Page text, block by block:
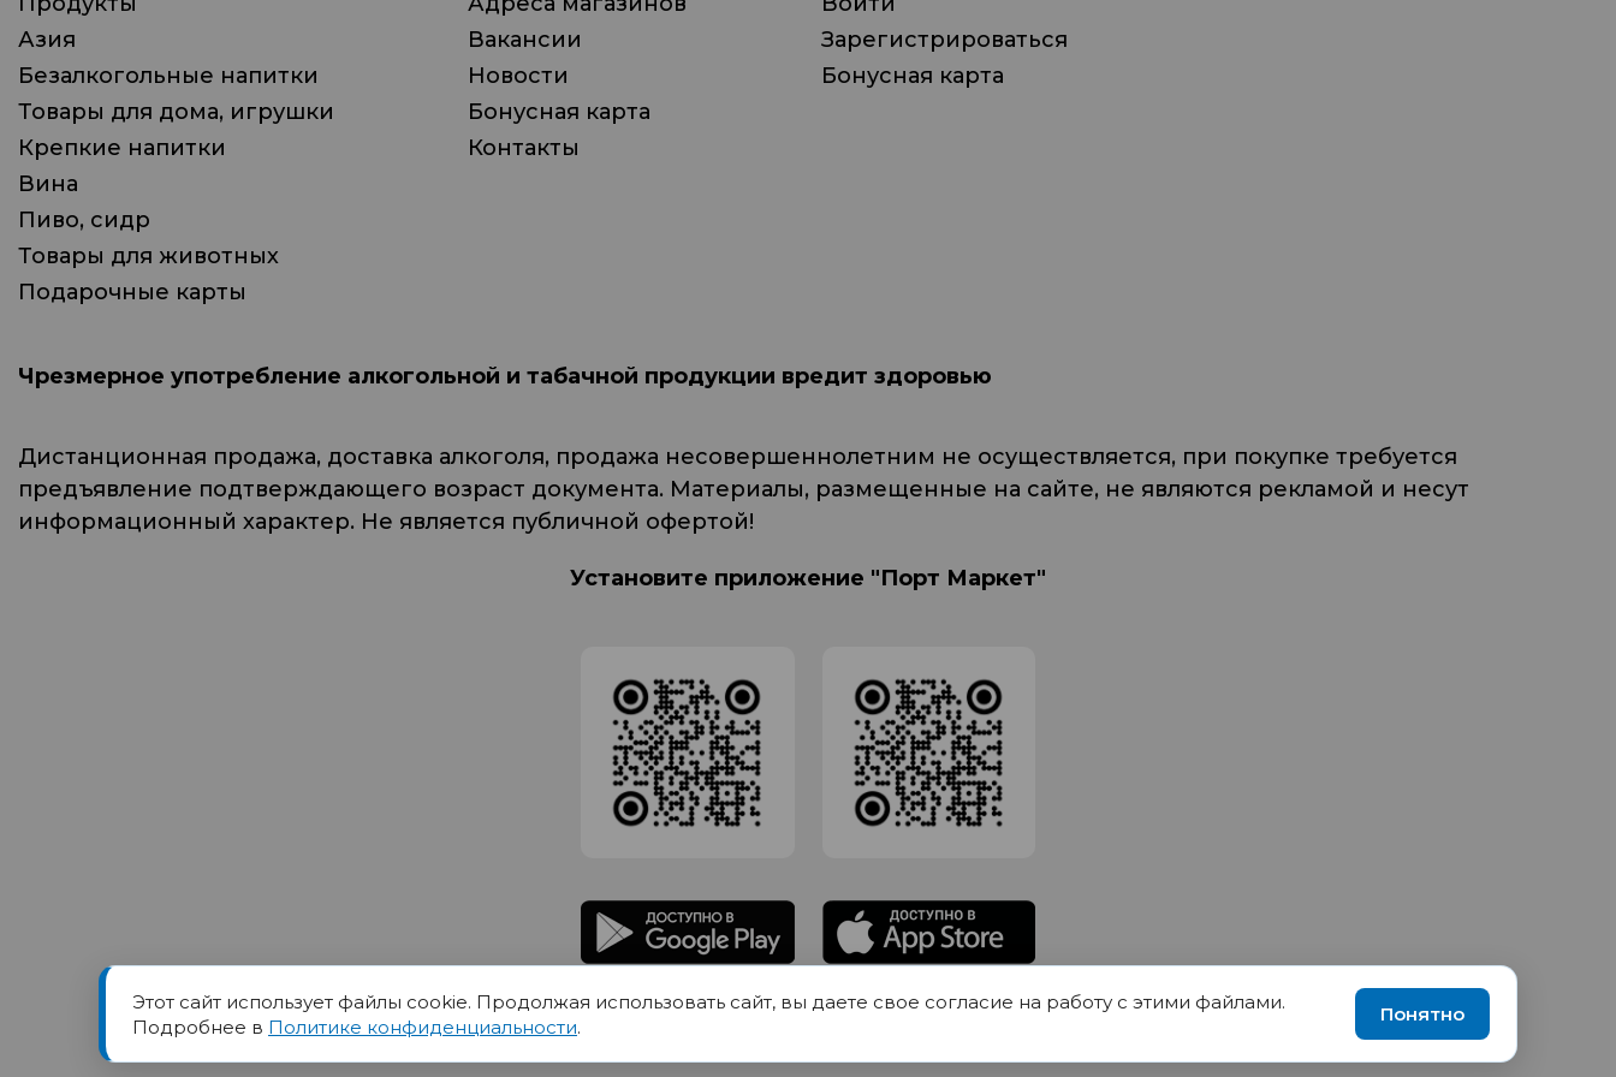
Азия
Безалкогольные напитки
Товары для дома, игрушки
Крепкие напитки
Вина
Пиво, сидр
Товары для животных
Подарочные карты
Вакансии
Новости
Бонусная карта
Контакты
Зарегистрироваться
Бонусная карта
Чрезмерное употребление алкогольной и табачной продукции вредит здоровью
Дистанционная продажа, доставка алкоголя, продажа несовершеннолетним не осуществляется, при покупке требуется
предъявление подтверждающего возраст документа. Материалы, размещенные на сайте, не являются рекламой и несут
информационный характер. Не является публичной офертой!
Установите приложение "Порт Маркет"
Товарный знак ПОРТ принадлежит Обществу с Ограниченной ответственностью СИГМАТОРГ, ОГРН 1191690035570, ИНН 1655417189
Юр.адрес 420012 Казань переулок Щербаковский дом 7, пом 1013, офис 5
Этот сайт использует файлы cookie. Продолжая использовать сайт, вы даете свое согласие на работу с этими файлами.
Подробнее в Политике конфиденциальности.
Понятно